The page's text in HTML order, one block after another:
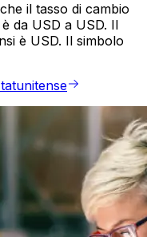
il tasso di cambio
da USD a USD. Il
è USD. Il simbolo